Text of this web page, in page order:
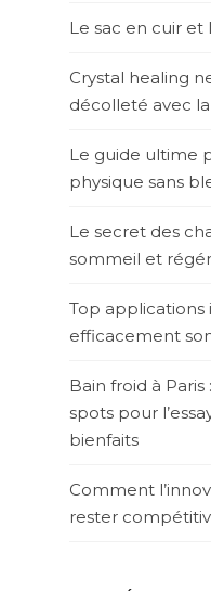
Le sac en cuir
Crystal healing
décolleté avec
Le guide ultime
physique sans
Le secret des
sommeil et
Top
efficacement
Bain froid à
spots pour
bienfaits
Comment
rester